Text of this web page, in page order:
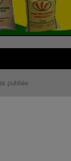
publiée.